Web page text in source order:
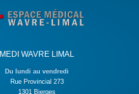
MEDI WAVRE LIMAL
Du lundi au vendredi
Rue Provincial 273
1301 Bierges